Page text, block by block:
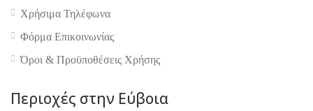
Χρήσιμα Τηλέφωνα
Φόρμα Επικοινωνίας
Όροι & Προϋποθέσεις Xρήσης
Περιοχές στην Εύβοια